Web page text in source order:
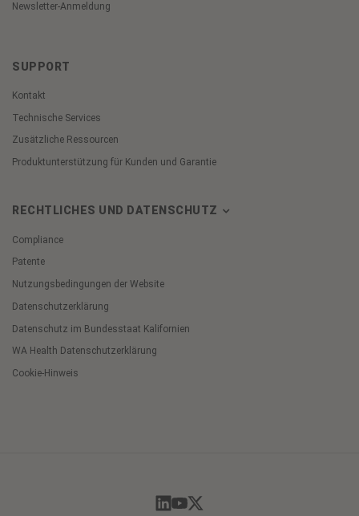
Newsletter-Anmeldung
SUPPORT
Kontakt
Technische Services
Zusätzliche Ressourcen
Produktunterstützung für Kunden und Garantie
RECHTLICHES UND DATENSCHUTZ
Compliance
Patente
Nutzungsbedingungen der Website
Datenschutzerklärung
Datenschutz im Bundesstaat Kalifornien
WA Health Datenschutzerklärung
Cookie-Hinweis